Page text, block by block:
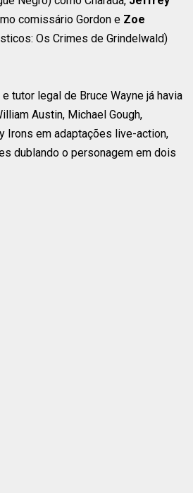
comissário Gordon e Zoe
Os Crimes de Grindelwald)
tutor legal de Bruce Wayne já havia
Austin, Michael Gough,
Irons em adaptações live-action,
dublando o personagem em dois